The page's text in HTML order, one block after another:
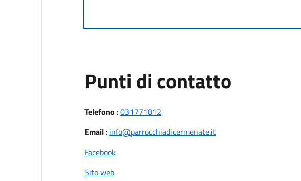
Punti di contatto
Telefono :031771812
Email: info@parrocchiadicermenate.it
Facebook
Sito web